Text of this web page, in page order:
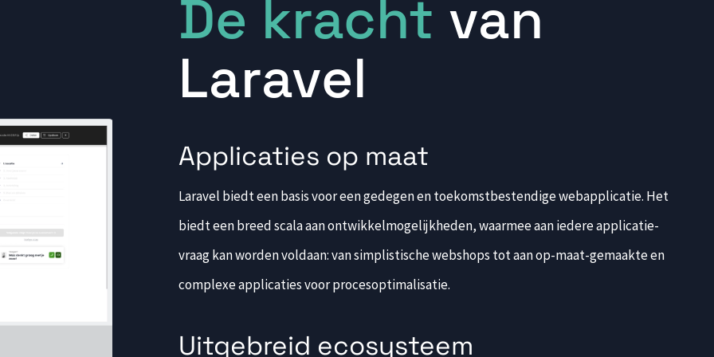
De kracht van
Laravel
Applicaties op maat
Laravel biedt een basis voor een gedegen en toekomstbestendige webapplicatie. Het
biedt een breed scala aan ontwikkelmogelijkheden, waarmee aan iedere applicatie-
vraag kan worden voldaan: van simplistische webshops tot aan op-maat-gemaakte en
complexe applicaties voor procesoptimalisatie.
Uitgebreid ecosysteem